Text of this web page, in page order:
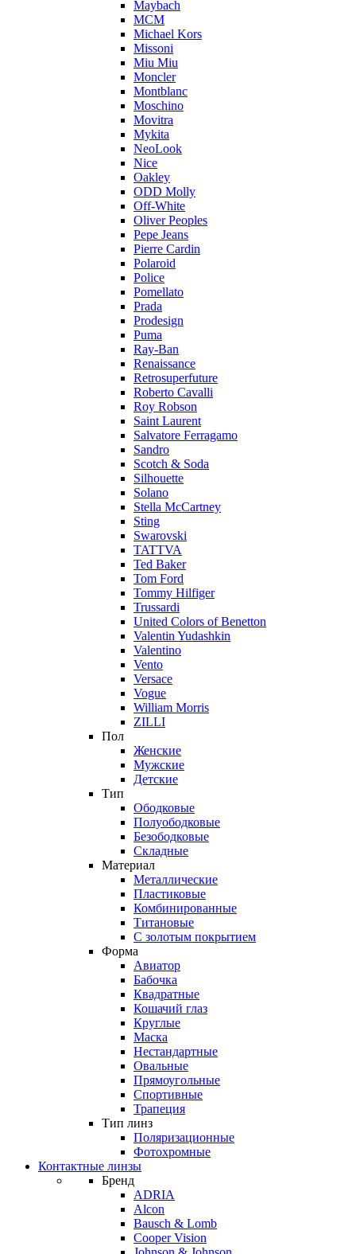
Maybach
MCM
Michael Kors
Missoni
Miu Miu
Moncler
Montblanc
Moschino
Movitra
Mykita
NeoLook
Nice
Oakley
ODD Molly
Off-White
Oliver Peoples
Pepe Jeans
Pierre Cardin
Polaroid
Police
Pomellato
Prada
Prodesign
Puma
Ray-Ban
Renaissance
Retrosuperfuture
Roberto Cavalli
Roy Robson
Saint Laurent
Salvatore Ferragamo
Sandro
Scotch & Soda
Silhouette
Solano
Stella McCartney
Sting
Swarovski
TATTVA
Ted Baker
Tom Ford
Tommy Hilfiger
Trussardi
United Colors of Benetton
Valentin Yudashkin
Valentino
Vento
Versace
Vogue
William Morris
ZILLI
Пол
Женские
Мужские
Детские
Тип
Ободковые
Полуободковые
Безободковые
Складные
Материал
Металлические
Пластиковые
Комбинированные
Титановые
С золотым покрытием
Форма
Авиатор
Бабочка
Квадратные
Кошачий глаз
Круглые
Маска
Нестандартные
Овальные
Прямоугольные
Спортивные
Трапеция
Тип линз
Поляризационные
Фотохромные
Контактные линзы
Бренд
ADRIA
Alcon
Bausch & Lomb
Cooper Vision